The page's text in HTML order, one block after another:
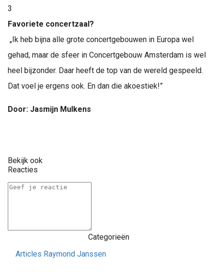
3
Favoriete concertzaal?
„Ik heb bijna alle grote concertgebouwen in Europa wel
gehad, maar de sfeer in Concertgebouw Amsterdam is wel
heel bijzonder. Daar heeft de top van de wereld gespeeld.
Dat voel je ergens ook. En dan die akoestiek!”
Door: Jasmijn Mulkens
Bekijk ook
Reacties
Categorieën
Articles Raymond Janssen